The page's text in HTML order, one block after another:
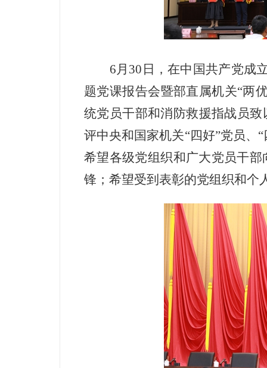
6月 30 日，在中国共产党成
题党课报告会暨部直属机关“两
统党员干部和消防救援指战员
评中央和国家机关“四好”党员、
希望各级党组织和广大党员干
锋；希望受到表彰的党组织和个